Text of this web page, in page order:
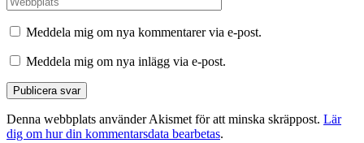
Meddela mig om nya kommentarer via e-post.
Meddela mig om nya inlägg via e-post.
Denna webbplats använder Akismet för att minska skräppost. Lär
dig om hur din kommentarsdata bearbetas.